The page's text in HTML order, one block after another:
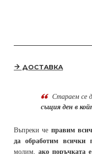
ДОСТАВКА
Стараем се
същия ден в
Въпреки че правим
да обработим
молим, ако поръчката